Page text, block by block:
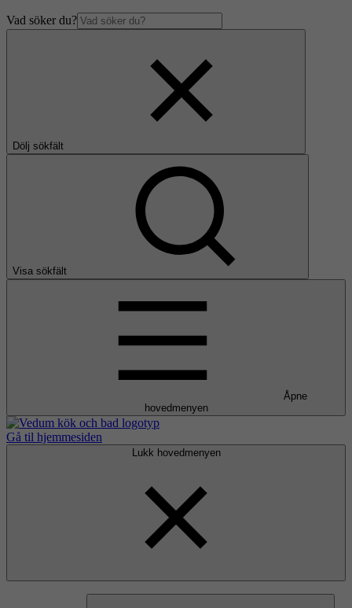
Vad söker du?
Dölj sökfält
Visa sökfält
Åpne
hovedmenyen
Gå til hjemmesiden
Lukk hovedmenyen